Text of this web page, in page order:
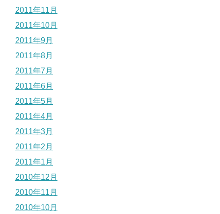
2011年11月
2011年10月
2011年9月
2011年8月
2011年7月
2011年6月
2011年5月
2011年4月
2011年3月
2011年2月
2011年1月
2010年12月
2010年11月
2010年10月